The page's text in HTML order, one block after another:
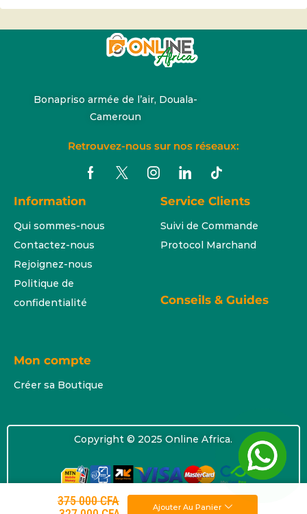
375 000CFA
Ajouter Au Panier
Bonapriso armée de l’air, Douala-
Cameroun
Retrouvez-nous sur nos réseaux:
Information
Qui sommes-nous
Contactez-nous
Rejoignez-nous
Politique de
confidentialité
Service Clients
Suivi de Commande
Protocol Marchand
Conseils & Guides
Mon compte
Créer sa Boutique
Copyright © 2025 Online Africa.